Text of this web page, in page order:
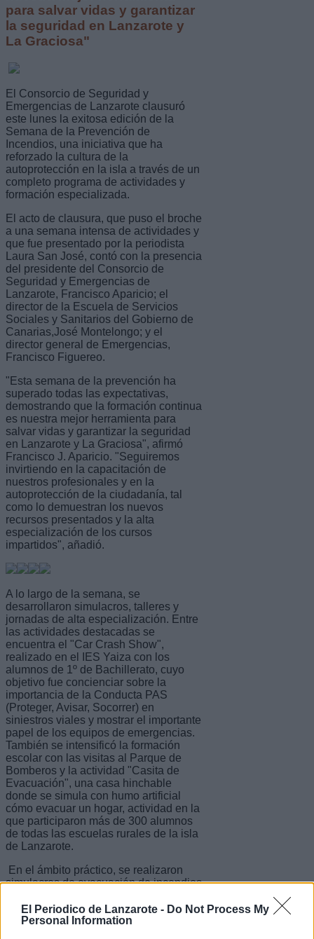
El Periodico de Lanzarote - Do Not Process My
Personal Information
para salvar vidas y garantizar
la seguridad en Lanzarote y
La Graciosa"
El Consorcio de Seguridad y
Emergencias de Lanzarote clausuró
este lunes la exitosa edición de la
Semana de la Prevención de
Incendios, una iniciativa que ha
reforzado la cultura de la
autoprotección en la isla a través de un
completo programa de actividades y
formación especializada.
El acto de clausura, que puso el broche
a una semana intensa de actividades y
que fue presentado por la periodista
Laura San José, contó con la presencia
del presidente del Consorcio de
Seguridad y Emergencias de
Lanzarote, Francisco Aparicio; el
director de la Escuela de Servicios
Sociales y Sanitarios del Gobierno de
Canarias,José Montelongo; y el
director general de Emergencias,
Francisco Figuereo.
"Esta semana de la prevención ha
superado todas las expectativas,
demostrando que la formación continua
es nuestra mejor herramienta para
salvar vidas y garantizar la seguridad
en Lanzarote y La Graciosa", afirmó
Francisco J. Aparicio. "Seguiremos
invirtiendo en la capacitación de
nuestros profesionales y en la
autoprotección de la ciudadanía, tal
como lo demuestran los nuevos
recursos presentados y la alta
especialización de los cursos
impartidos", añadió.
A lo largo de la semana, se
desarrollaron simulacros, talleres y
jornadas de alta especialización. Entre
las actividades destacadas se
encuentra el "Car Crash Show",
realizado en el IES Yaiza con los
alumnos de 1º de Bachillerato, cuyo
objetivo fue concienciar sobre la
importancia de la Conducta PAS
(Proteger, Avisar, Socorrer) en
siniestros viales y mostrar el importante
papel de los equipos de emergencias.
También se intensificó la formación
escolar con las visitas al Parque de
Bomberos y la actividad "Casita de
Evacuación", una casa hinchable
donde se simula con humo artificial
cómo evacuar un hogar, actividad en la
que participaron más de 300 alumnos
de todas las escuelas rurales de la isla
de Lanzarote.
En el ámbito práctico, se realizaron
simulacros de evacuación de incendios
el Centro de ADISLAN en Tahiche, el
IES César Manrique de Arrecife y el